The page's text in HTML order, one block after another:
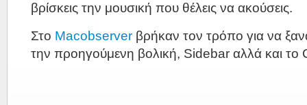
βρίσκεις την μουσική που θέλεις να ακούσεις.
Στο Macobserver βρήκαν τον τρόπο για να
την προηγούμενη βολική, Sidebar αλλά και